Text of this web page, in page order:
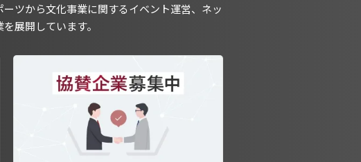
ツから文化事業に関するイベント運営、ネッ
展開しています。